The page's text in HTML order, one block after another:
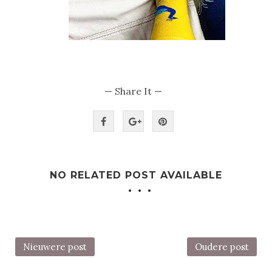
— Share It —
NO RELATED POST AVAILABLE
Nieuwere post Oudere post